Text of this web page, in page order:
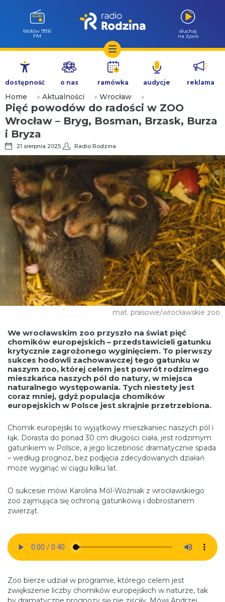
Przejdź
treści
Wołów 99.6
FM
słuchaj
na żywo
dostępność o nas ramówka audycje reklama
Home » Aktualności » Wrocław »
Pięć powodów do radości w ZOO
Wrocław – Bryg, Bosman, Brzask, Burza
i Bryza
21 sierpnia 2025 Radio Rodzina
mat. prasowe/wrocławskie zoo
We wrocławskim zoo przyszło na świat pięć
chomików europejskich – przedstawicieli gatunku
krytycznie zagrożonego wyginięciem. To pierwszy
sukces hodowli zachowawczej tego gatunku w
naszym zoo, której celem jest powrót rodzimego
mieszkańca naszych pól do natury, w miejsca
naturalnego występowania. Tych niestety jest
coraz mniej, gdyż populacja chomików
europejskich w Polsce jest skrajnie przetrzebiona.
Chomik europejski to wyjątkowy mieszkaniec naszych pól i
łąk. Dorasta do ponad 30 cm długości ciała, jest rodzimym
gatunkiem w Polsce, a jego liczebność dramatycznie spada
– według prognoz, bez podjęcia zdecydowanych działań
może wyginąć w ciągu kilku lat.
O sukcesie mówi Karolina Mól-Woźniak z wrocławskiego
zoo zajmująca się ochroną gatunkową i dobrostanem
zwierząt.
Zoo bierze udział w programie, którego celem jest
zwiększenie liczby chomików europejskich w naturze, tak